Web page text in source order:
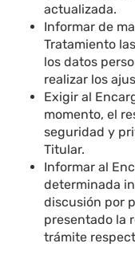
actualizada.
Informar de
Tratamiento
los datos
realizar los
Exigir al
momento, el
seguridad y
Titular.
Informar al
determinada
discusión por
presentado la
trámite